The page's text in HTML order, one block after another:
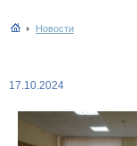
Новости
17.10.2024